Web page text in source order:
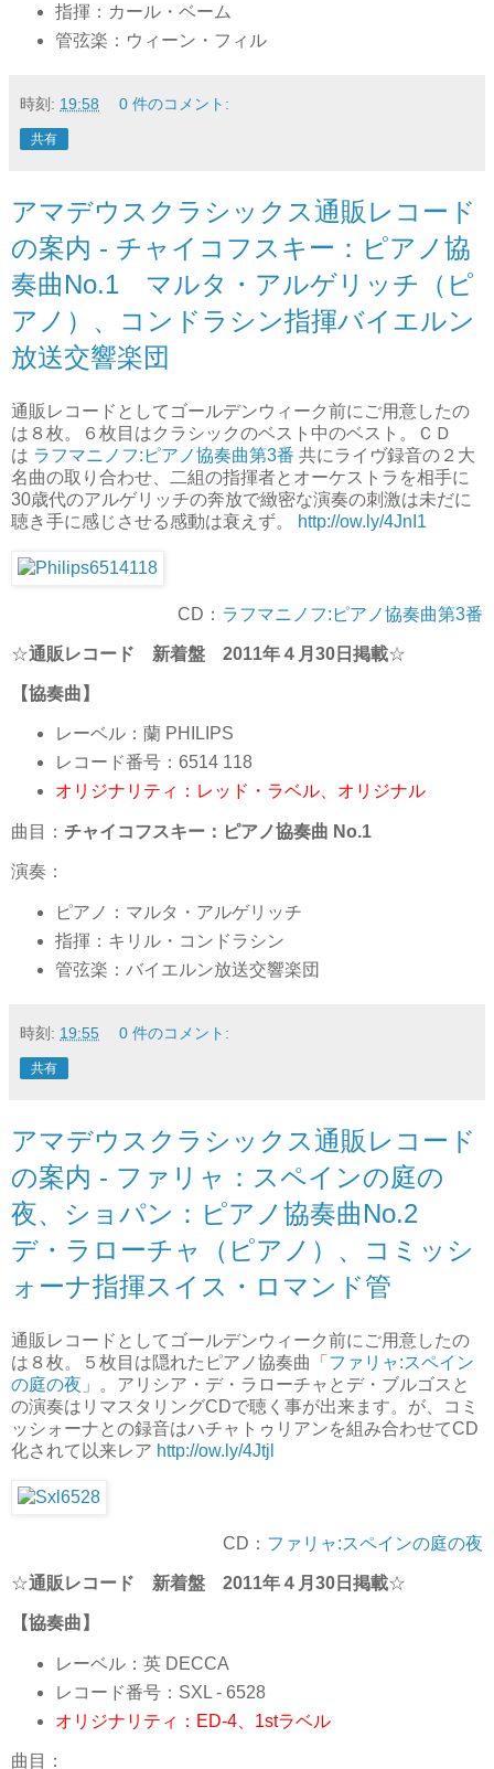
指揮：カール・ベーム
管弦楽：ウィーン・フィル
時刻: 19:58 0 件のコメント:
共有
アマデウスクラシックス通販レコード
の案内 - チャイコフスキー：ピアノ協
奏曲No.1 マルタ・アルゲリッチ（ピ
アノ）、コンドラシン指揮バイエルン
放送交響楽団
通販レコードとしてゴールデンウィーク前にご用意したの
は８枚。６枚目はクラシックのベスト中のベスト。ＣＤ
は ラフマニノフ:ピアノ協奏曲第3番 共にライヴ録音の２大
名曲の取り合わせ、二組の指揮者とオーケストラを相手に
30歳代のアルゲリッチの奔放で緻密な演奏の刺激は未だに
聴き手に感じさせる感動は衰えず。
http://ow.ly/4JnI1
CD： ラフマニノフ:ピアノ協奏曲第3番
☆通販レコード 新着盤 2011年４月30日掲載☆
【協奏曲】
レーベル：蘭 PHILIPS
レコード番号：6514 118
オリジナリティ：レッド・ラベル、オリジナル
曲目： チャイコフスキー：ピアノ協奏曲 No.1
演奏：
ピアノ：マルタ・アルゲリッチ
指揮：キリル・コンドラシン
管弦楽：バイエルン放送交響楽団
時刻: 19:55 0 件のコメント:
共有
アマデウスクラシックス通販レコード
の案内 - ファリャ：スペインの庭の
夜、ショパン：ピアノ協奏曲No.2
デ・ラローチャ（ピアノ）、コミッシ
ォーナ指揮スイス・ロマンド管
通販レコードとしてゴールデンウィーク前にご用意したの
は８枚。５枚目は隠れたピアノ協奏曲「 ファリャ:スペイン
の庭の夜 」。アリシア・デ・ラローチャとデ・ブルゴスと
の演奏はリマスタリングCDで聴く事が出来ます。が、コミ
ッシォーナとの録音はハチャトゥリアンを組み合わせてCD
化されて以来レア http://ow.ly/4Jtjl
CD： ファリャ:スペインの庭の夜
☆通販レコード 新着盤 2011年４月30日掲載☆
【協奏曲】
レーベル：英 DECCA
レコード番号：SXL - 6528
オリジナリティ：ED-4、1stラベル
曲目：